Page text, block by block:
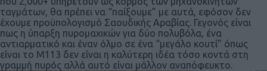
ταγμάτων, θα πρέπει να “παίξουμε” με αυτά, εφόσον δεν
έχουμε προϋπολογισμό Σαουδικής Αραβίας. Γεγονός είναι
πως η ύπαρξη πυρομαχικών για δύο πολυβόλα, ένα
αντιαρματικό και έναν όλμο σε ένα “μεγάλο κουτί” όπως
είναι το Μ113 δεν είναι η καλύτερη ιδέα τόσο κοντά στη
γραμμή πυρός αλλά αυτό είναι μάλλον αναπόφευκτο.